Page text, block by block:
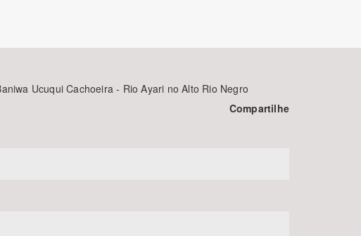
Ucuqui Cachoeira - Rio Ayari no Alto Rio Negro
Compartilhe